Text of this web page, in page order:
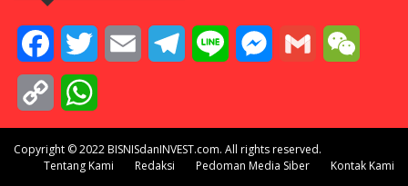
FacebookTwitter Email TelegramLine Messenger
Gmail
Copy
Link
Copyright © 2022 BISNISdanINVEST.com. All rights reserved.
Tentang Kami
Redaksi Pedoman Media Siber Kontak Kami